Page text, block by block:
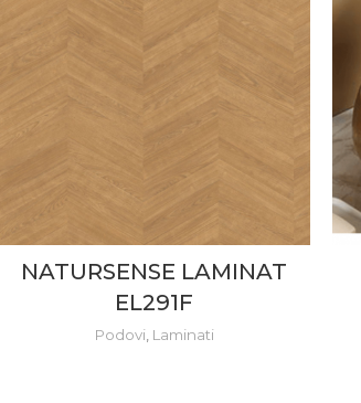
NATURSENSE LAMINAT
EL291F
Podovi Laminati